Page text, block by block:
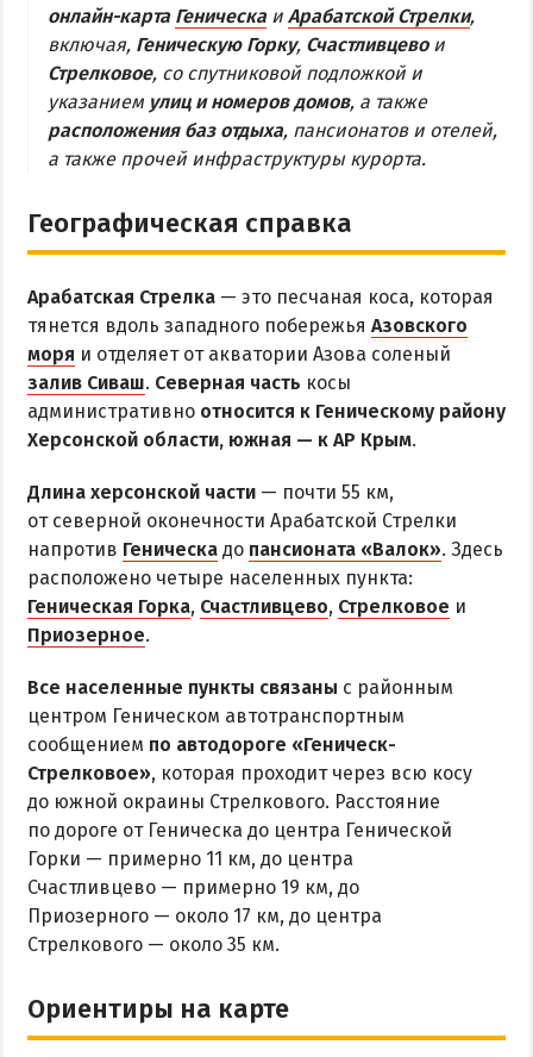
Обзор Генгорки
Все базы отдыха и отели Генгорки
Веб-камеры Генгорки
Карта Генгорки
ПРИОЗЕРНОЕ
СЧАСТЛИВЦЕВО
Обзор Счастливцево
Все базы отдыха в Счастливцево
Веб-камеры в Счастливцево
Карта Счастливцево
Обзор Стрелкового
Все базы отдыха в Стрелковом
Веб-камеры Стрелкового
Карта Стрелкового
ВАЛОК
ЧАСТНЫЙ СЕКТОР
Жилье в частном секторе
ОТДЫХ С ПАЛАТКОЙ
ПЕРВАЯ ЛИНИЯ
ОТЕЛИ С БАССЕЙНОМ
ГОРЯЧИЕ ИСТОЧНИКИ
онлайн-карта Геническа и Арабатской Стрелки,
включая, Геническую Горку, Счастливцевои
Стрелковое, со спутниковой подложкой и
указанием улиц и номеров домов, а также
расположения баз отдыха, пансионатов и отелей,
а также прочей инфраструктуры курорта.
Географическая справка
Арабатская Стрелка — это песчаная коса, которая
тянется вдоль западного побережья Азовского
моря и отделяет от акватории Азова соленый
залив Сиваш. Северная часть косы
административно относится к Геническому району
Херсонской области, южная — к АР Крым.
Длина херсонской части — почти 55 км,
от северной оконечности Арабатской Стрелки
напротив Геническа до пансионата «Валок». Здесь
расположено четыре населенных пункта:
Геническая Горка, Счастливцево, Стрелковое и
Приозерное.
Все населенные пункты связаны с районным
центром Геническом автотранспортным
сообщением по автодороге «Геническ-
Стрелковое», которая проходит через всю косу
до южной окраины Стрелкового. Расстояние
по дороге от Геническа до центра Генической
Горки — примерно 11 км, до центра
Счастливцево — примерно 19 км, до
Приозерного — около 17 км, до центра
Стрелкового — около 35 км.
Ориентиры на карте